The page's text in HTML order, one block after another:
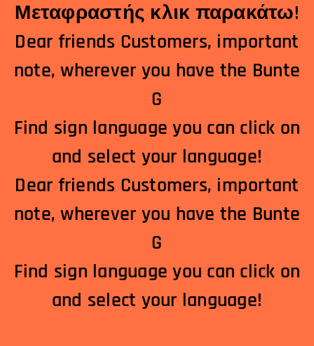
Μεταφραστής κλικ παρακάτω!
Dear friends Customers, important
note, wherever you have the Bunte
G
Find sign language you can click on
and select your language!
Dear friends Customers, important
note, wherever you have the Bunte
G
Find sign language you can click on
and select your language!